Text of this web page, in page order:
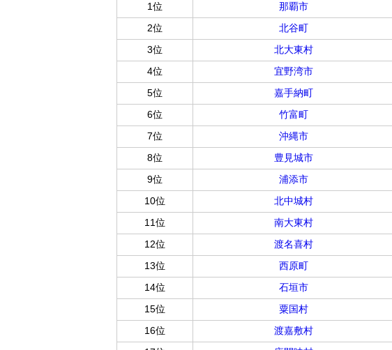
1位 那覇市
2位
北谷町
3位
北大東村
4位
宜野湾市
5位
嘉手納町
6位
竹富町
7位
沖縄市
8位
豊見城市
9位
浦添市
10位
北中城村
11位
南大東村
12位
渡名喜村
13位
西原町
14位
石垣市
15位
粟国村
16位
渡嘉敷村